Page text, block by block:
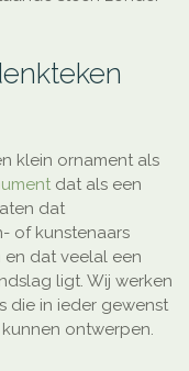
klein ornament als
dat als een
dat
of kunstenaars
dat veelal een
ligt. Wij werken
die in ieder gewenst
ontwerpen.